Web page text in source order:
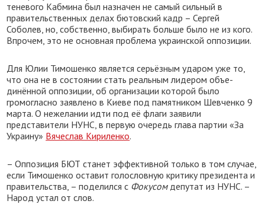
теневого Кабмина был назначен не самый сильный в
правительственных делах бютовский кадр – Сергей
Соболев, но, собственно, выбирать больше было не из кого.
Впрочем, это не основная проблема украинской оппозиции.
Для Юлии Тимошенко является серьёзным ударом уже то,
что она не в состоянии стать реальным лидером объе­
динённой оппозиции, об организации которой было
громогласно заявлено в Киеве под памятником Шевченко 9
марта. О нежелании идти под её флаги заявили
представители НУНС, в первую очередь глава партии «За
Украину» Вячеслав Кириленко.
– Оппозиция БЮТ станет эффективной только в том случае,
если Тимошенко оставит голословную критику президента и
правительства, – поделился с Фокусомдепутат из НУНС. –
Народ устал от слов.